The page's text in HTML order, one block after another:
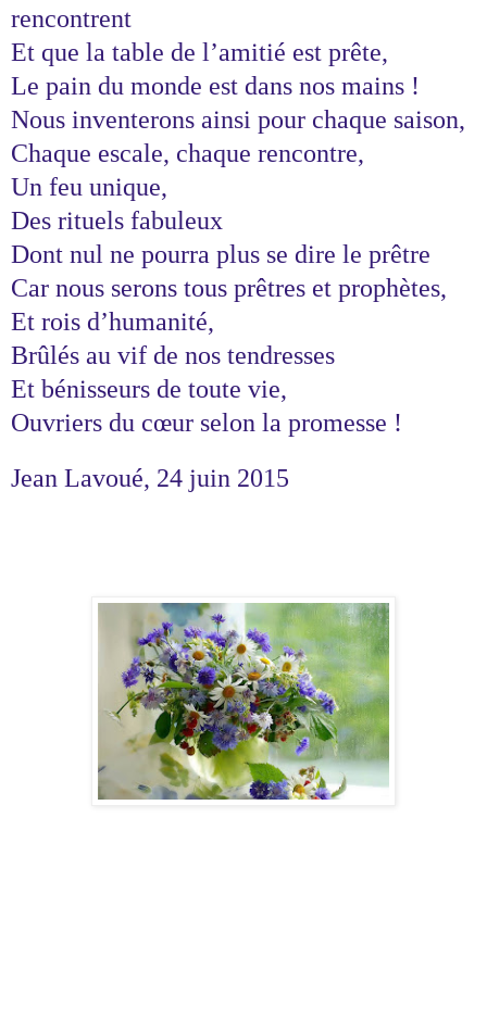
rencontrent
Et que la table de l’amitié est prête,
Le pain du monde est dans nos mains !
Nous inventerons ainsi pour chaque saison,
Chaque escale, chaque rencontre,
Un feu unique,
Des rituels fabuleux
Dont nul ne pourra plus se dire le prêtre
Car nous serons tous prêtres et prophètes,
Et rois d’humanité,
Brûlés au vif de nos tendresses
Et bénisseurs de toute vie,
Ouvriers du cœur selon la promesse !
Jean Lavoué, 24 juin 2015